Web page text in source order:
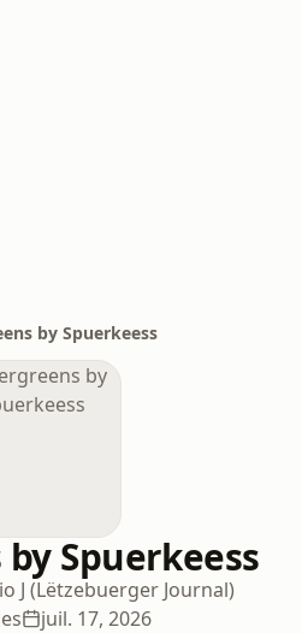
by Spuerkeess
Spuerkeess
J (Lëtzebuerger Journal)
juil. 17, 2026